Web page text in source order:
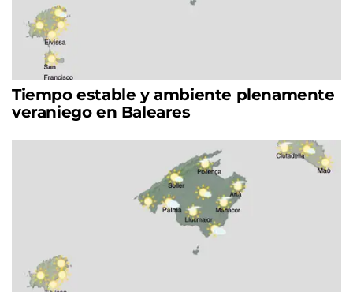
Tiempo estable y ambiente plenamente
veraniego en Baleares